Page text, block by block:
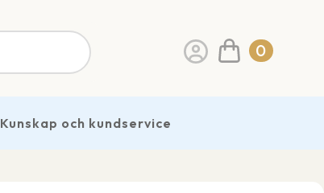
0
Kunskap och kundservice